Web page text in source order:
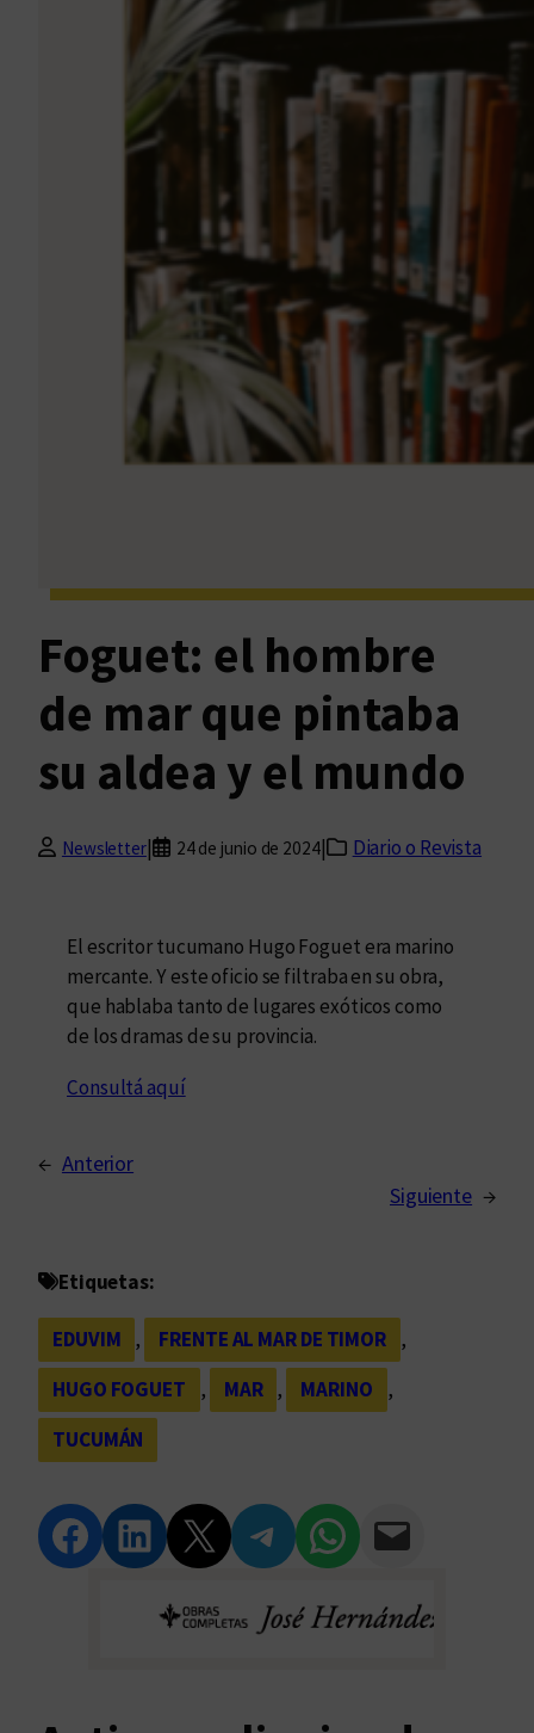
Foguet: el hombre
de mar que pintaba
su aldea y el mundo
Newsletter| 24 de junio de 2024| Diario o Revista
El escritor tucumano Hugo Foguet era marino
mercante. Y este oficio se filtraba en su obra,
que hablaba tanto de lugares exóticos como
de los dramas de su provincia.
Consultá aquí
← Anterior
Siguiente →
Etiquetas:
EDUVIM , FRENTE AL MAR DE TIMOR
,
HUGO FOGUET
, MAR , MARINO
,
TUCUMÁN
Compartir en Facebook Compartir en LinkedIn Compartir en Twitter Compartir en Telegram Compartir en WhatsApp Compartir vía Email